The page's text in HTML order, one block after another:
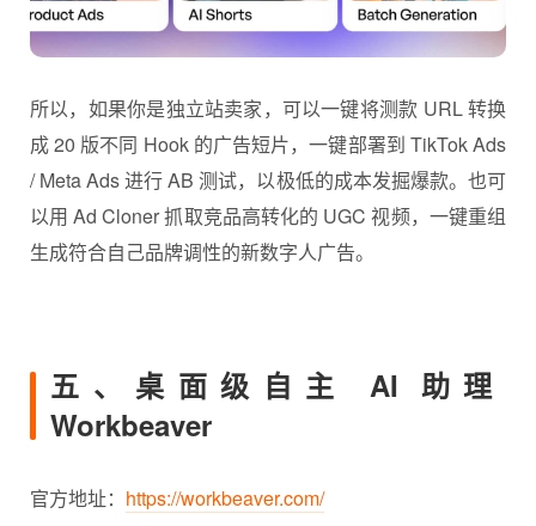
所以，如果你是独立站卖家，可以一键将测款 URL 转换
成 20 版不同 Hook 的广告短片，一键部署到 TikTok Ads
/ Meta Ads 进行 AB 测试，以极低的成本发掘爆款。也可
以用 Ad Cloner 抓取竞品高转化的 UGC 视频，一键重组
生成符合自己品牌调性的新数字人广告。
五、桌面级自主 AI 助理
Workbeaver
官方地址： https://workbeaver.com/